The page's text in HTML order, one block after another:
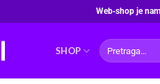
Web‑shop je
SHOP
Pretraži: